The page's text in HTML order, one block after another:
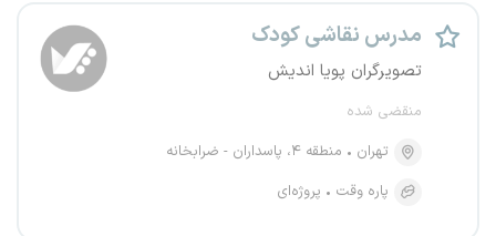
مدرس نقاشی کودک
تصویرگران پویا اندیش
منقضی شده
تهران
منطقه ۴، پاسداران - ضرابخانه
پاره وقت
پروژه‌ای